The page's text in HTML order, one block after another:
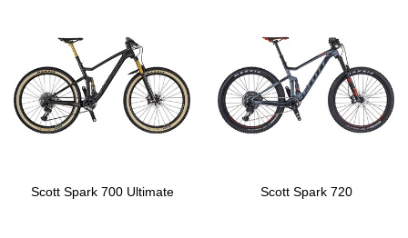
Scott Spark 700 Ultimate Scott Spark 720